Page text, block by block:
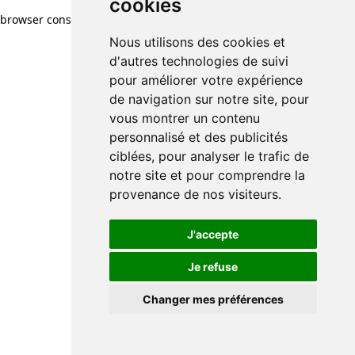
cookies
Nous utilisons des cookies et
d'autres technologies de suivi
pour améliorer votre expérience
de navigation sur notre site, pour
vous montrer un contenu
personnalisé et des publicités
ciblées, pour analyser le trafic de
notre site et pour comprendre la
provenance de nos visiteurs.
J'accepte
Je refuse
Changer mes préférences
browser console for more information)